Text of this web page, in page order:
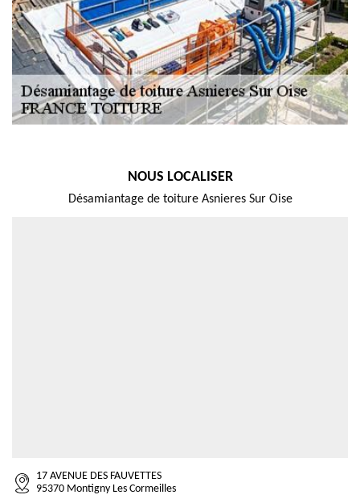
NOUS LOCALISER
Désamiantage de toiture Asnieres Sur Oise
17 AVENUE DES FAUVETTES
95370 Montigny Les Cormeilles